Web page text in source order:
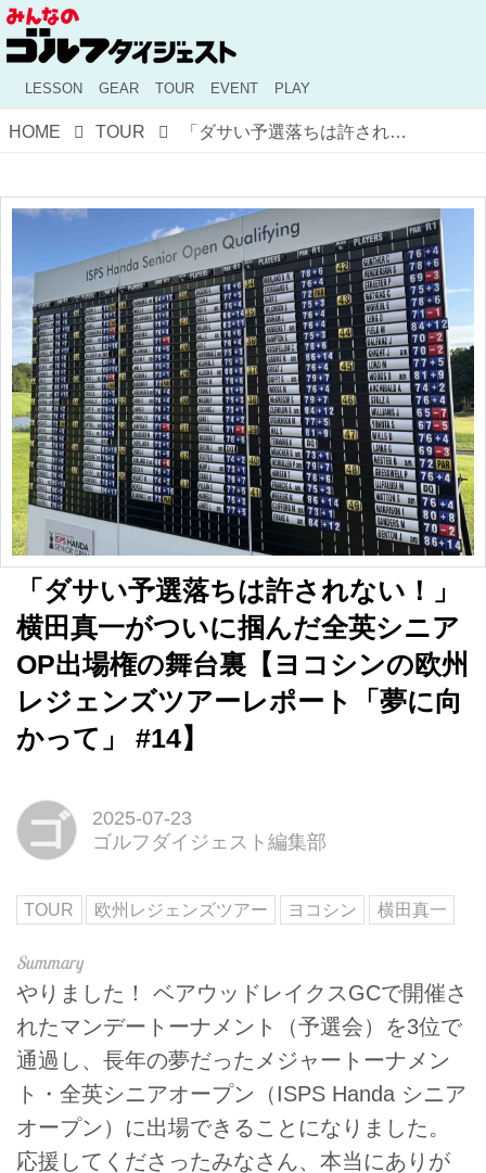
LESSON GEAR TOUR EVENT PLAY
HOME TOUR 「ダサい予選落ちは許されない！」 横田真一がついに掴んだ全英シニアOP出場権の舞台裏【ヨコシンの欧州レジェンズツアーレポート「夢に向かって」 #14】
「ダサい予選落ちは許されない！」
横田真一がついに掴んだ全英シニア
OP出場権の舞台裏【ヨコシンの欧州
レジェンズツアーレポート「夢に向
かって」 #14】
ゴ
2025-07-23
ゴルフダイジェスト編集部
TOUR 欧州レジェンズツアー ヨコシン 横田真一
やりました！ ベアウッドレイクスGCで開催さ
れたマンデートーナメント（予選会）を3位で
通過し、長年の夢だったメジャートーナメン
ト・全英シニアオープン（ISPS Handa シニア
オープン）に出場できることになりました。
応援してくださったみなさん、本当にありが